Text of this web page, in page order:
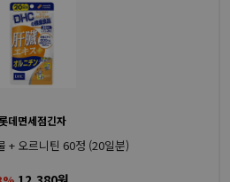
데면세점긴자
+ 오르니틴 60정 (20일분)